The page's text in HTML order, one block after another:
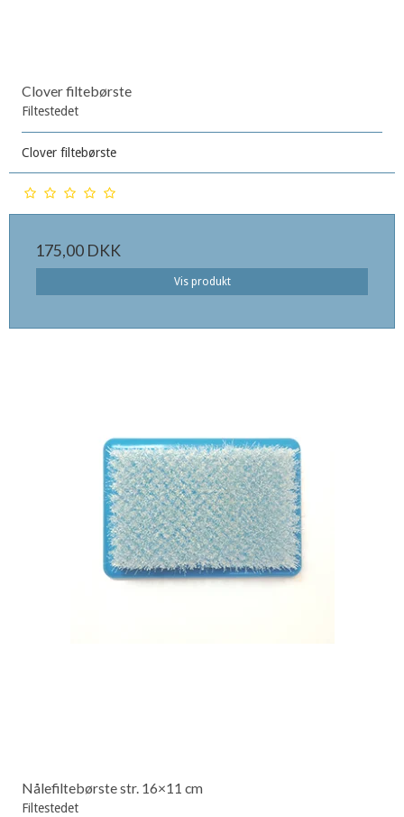
Clover filtebørste
Filtestedet
Clover filtebørste
175,00 DKK
Vis produkt
Nålefiltebørste str. 16×11 cm
Filtestedet